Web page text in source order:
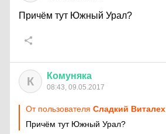
Причём тут Южный Урал?
К Комуняка
08:43, 09.05.2017
От пользователя Сладкий Виталех
Причём тут Южный Урал?